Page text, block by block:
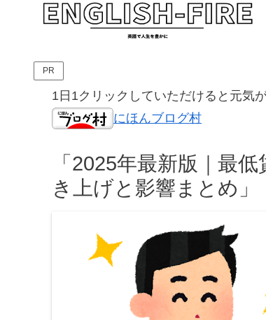
PR
1日1クリックしていただけると元気
にほんブログ村
「2025年最新版｜最
き上げと影響まとめ」